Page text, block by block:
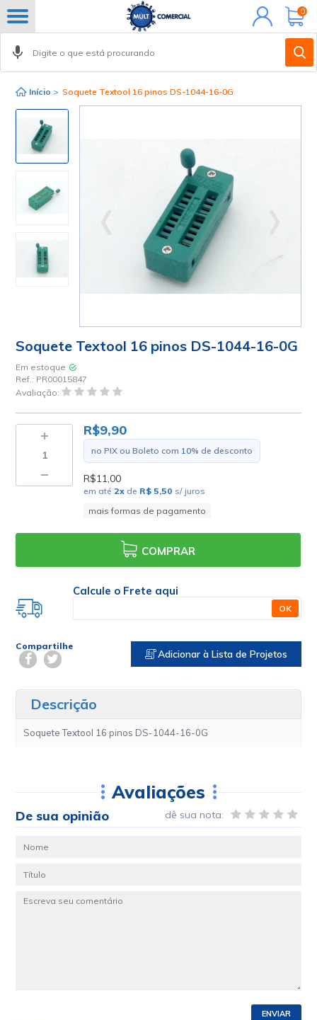
Minha
conta
0
Início > Soquete Textool 16 pinos DS-1044-16-0G
Soquete Textool 16 pinos DS-1044-16-0G
Em estoque
Ref.: PR00015847
Avaliação:
R$9,90
no PIX ou Boleto com 10% de desconto
R$11,00
em até 2x de R$ 5,50 s/ juros
mais formas de pagamento
COMPRAR
Calcule o Frete aqui
OK
Compartilhe
Adicionar à Lista de Projetos
Descrição
Soquete Textool 16 pinos DS-1044-16-0G
Avaliações
De sua opinião dê sua nota:
ENVIAR